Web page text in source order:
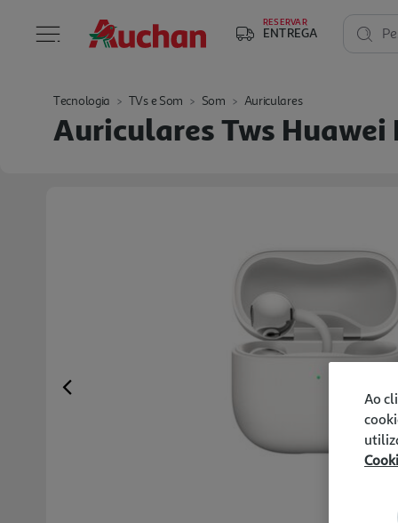
RESERVAR
ENTREGA
Tecnologia TVs e Som Som Auriculares
Auriculares Tws Huawei
Previous
Ao